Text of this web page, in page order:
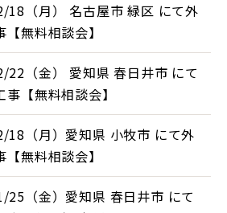
18（月） 名古屋市 緑区 にて外
無料相談会】
22（金） 愛知県 春日井市 にて
【無料相談会】
18（月）愛知県 小牧市 にて外
無料相談会】
25（金）愛知県 春日井市 にて